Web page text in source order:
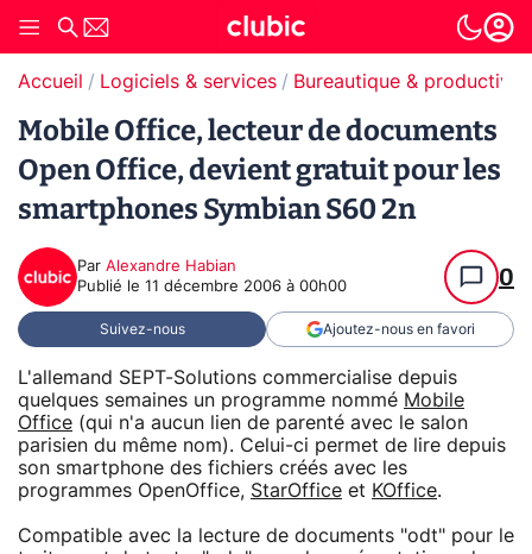
Accueil Logiciels & services Bureautique & productivité
Mobile Office, lecteur de documents
Open Office, devient gratuit pour les
smartphones Symbian S60 2n
Par Alexandre Habian
Publié le 11 décembre 2006 à 00h00 0
Suivez-nous Ajoutez-nous en favori
L'allemand SEPT-Solutions commercialise depuis
quelques semaines un programme nommé Mobile
Office (qui n'a aucun lien de parenté avec le salon
parisien du même nom). Celui-ci permet de lire depuis
son smartphone des fichiers créés avec les
programmes OpenOffice, StarOffice et KOffice.
Compatible avec la lecture de documents "odt" pour le